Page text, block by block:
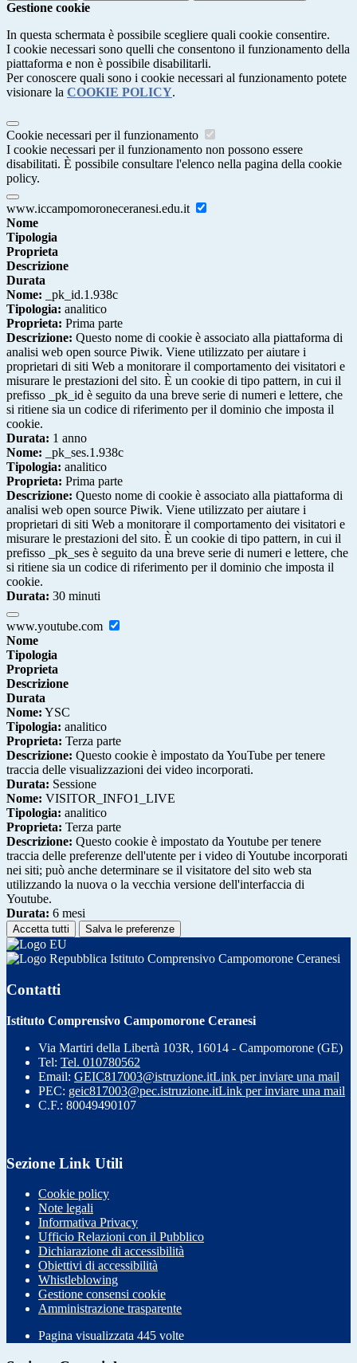
Gestione cookie
In questa schermata è possibile scegliere quali cookie consentire.
I cookie necessari sono quelli che consentono il funzionamento della
piattaforma e non è possibile disabilitarli.
Per conoscere quali sono i cookie necessari al funzionamento potete
visionare la COOKIE POLICY.
Cookie necessari per il funzionamento
I cookie necessari per il funzionamento non possono essere
disabilitati. È possibile consultare l'elenco nella pagina della cookie
policy.
www.iccampomoroneceranesi.edu.it
Nome
Tipologia
Proprieta
Descrizione
Durata
Nome: _pk_id.1.938c
Tipologia: analitico
Proprieta: Prima parte
Descrizione: Questo nome di cookie è associato alla piattaforma di
analisi web open source Piwik. Viene utilizzato per aiutare i
proprietari di siti Web a monitorare il comportamento dei visitatori e
misurare le prestazioni del sito. È un cookie di tipo pattern, in cui il
prefisso _pk_id è seguito da una breve serie di numeri e lettere, che
si ritiene sia un codice di riferimento per il dominio che imposta il
cookie.
Durata: 1 anno
Nome: _pk_ses.1.938c
Tipologia: analitico
Proprieta: Prima parte
Descrizione: Questo nome di cookie è associato alla piattaforma di
analisi web open source Piwik. Viene utilizzato per aiutare i
proprietari di siti Web a monitorare il comportamento dei visitatori e
misurare le prestazioni del sito. È un cookie di tipo pattern, in cui il
prefisso _pk_ses è seguito da una breve serie di numeri e lettere, che
si ritiene sia un codice di riferimento per il dominio che imposta il
cookie.
Durata: 30 minuti
www.youtube.com
Nome
Tipologia
Proprieta
Descrizione
Durata
Nome: YSC
Tipologia: analitico
Proprieta: Terza parte
Descrizione: Questo cookie è impostato da YouTube per tenere
traccia delle visualizzazioni dei video incorporati.
Durata: Sessione
Nome: VISITOR_INFO1_LIVE
Tipologia: analitico
Proprieta: Terza parte
Descrizione: Questo cookie è impostato da Youtube per tenere
traccia delle preferenze dell'utente per i video di Youtube incorporati
nei siti; può anche determinare se il visitatore del sito web sta
utilizzando la nuova o la vecchia versione dell'interfaccia di
Youtube.
Durata: 6 mesi
Accetta tutti Salva le preferenze
Istituto Comprensivo Campomorone Ceranesi
Contatti
Istituto Comprensivo Campomorone Ceranesi
Via Martiri della Libertà 103R, 16014 - Campomorone (GE)
Tel: Tel. 010780562
Email: GEIC817003@istruzione.itLink per inviare una mail
PEC: geic817003@pec.istruzione.itLink per inviare una mail
C.F.: 80049490107
Sezione Link Utili
Cookie policy
Note legali
Informativa Privacy
Ufficio Relazioni con il Pubblico
Dichiarazione di accessibilità
Obiettivi di accessibilità
Whistleblowing
Gestione consensi cookie
Amministrazione trasparente
Pagina visualizzata 445 volte